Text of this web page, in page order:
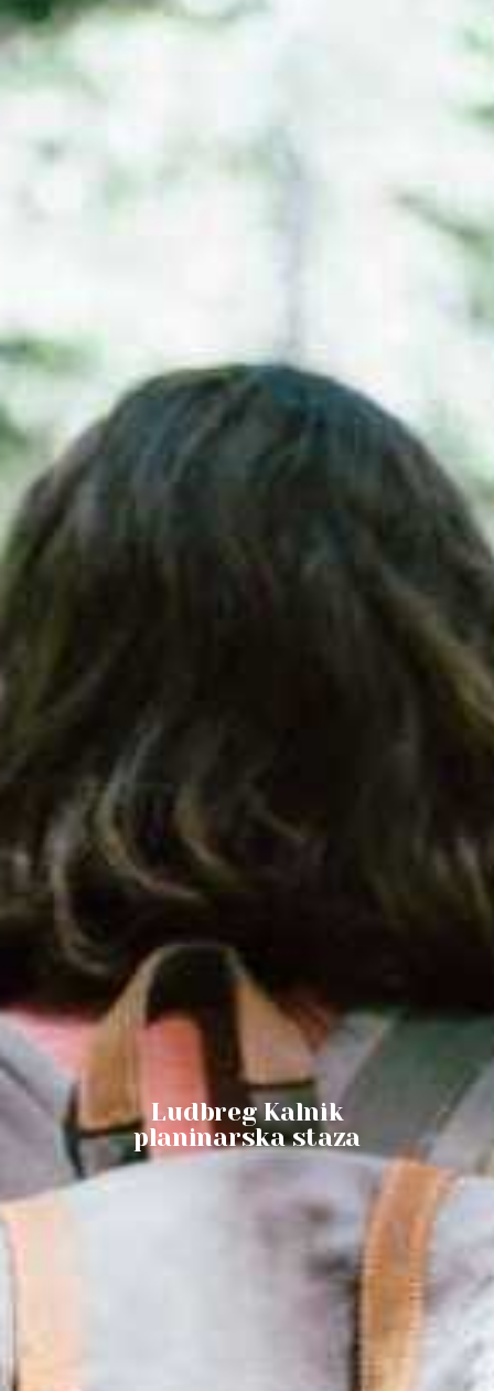
Ludbreg Kalnik
planinarska staza